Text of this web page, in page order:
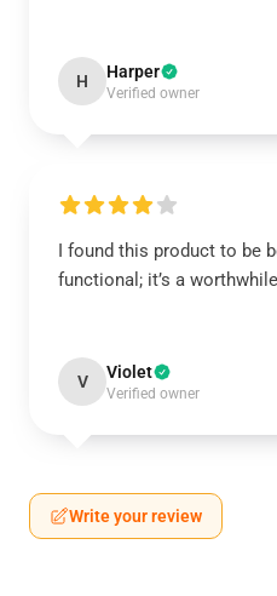
H Harper
Verified owner
I found this product to be
functional; it’s a
V Violet
Verified owner
Write your review